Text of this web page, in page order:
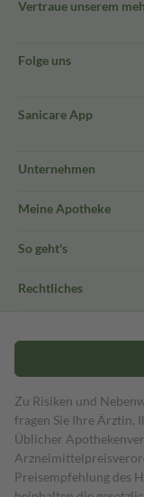
Vertraue unserem
Folge uns
Sanicare App
Unternehmen
Meine Apotheke
So geht's
Rechtliches
Zu Risiken und
fragen Sie Ihre Ärztin,
Üblicher
Preisempfehlung des